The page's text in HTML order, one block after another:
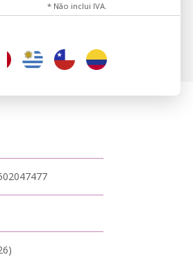
* Não inclui IVA.